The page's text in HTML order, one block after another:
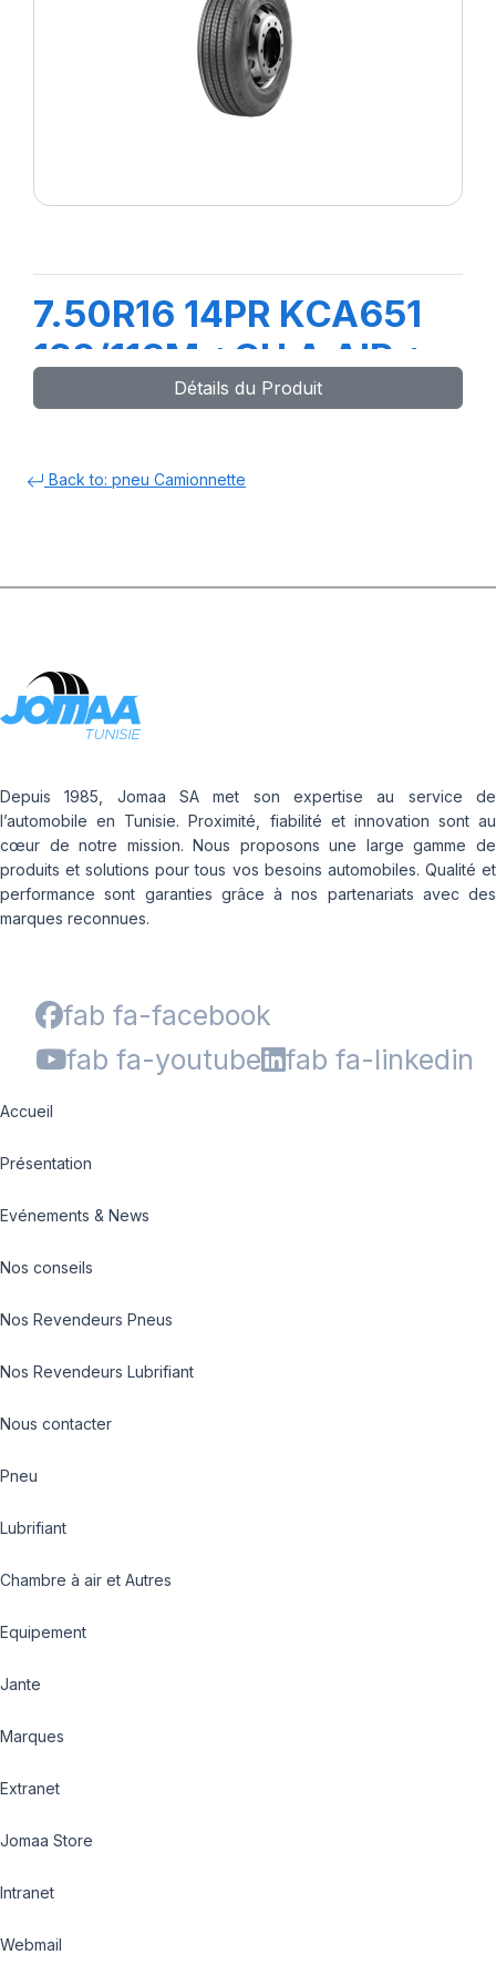
7.50R16 14PR KCA651
122/118M +CH A AIR +
FLAP
Détails du Produit
Back to: pneu Camionnette
Depuis 1985, Jomaa SA met son expertise au service de
l’automobile en Tunisie. Proximité, fiabilité et innovation sont au
cœur de notre mission. Nous proposons une large gamme de
produits et solutions pour tous vos besoins automobiles. Qualité et
performance sont garanties grâce à nos partenariats avec des
marques reconnues.
fab fa-facebook
fab fa-youtube
fab fa-linkedin
Accueil
Présentation
Evénements & News
Nos conseils
Nos Revendeurs Pneus
Nos Revendeurs Lubrifiant
Nous contacter
Pneu
Lubrifiant
Chambre à air et Autres
Equipement
Jante
Marques
Extranet
Jomaa Store
Intranet
Webmail